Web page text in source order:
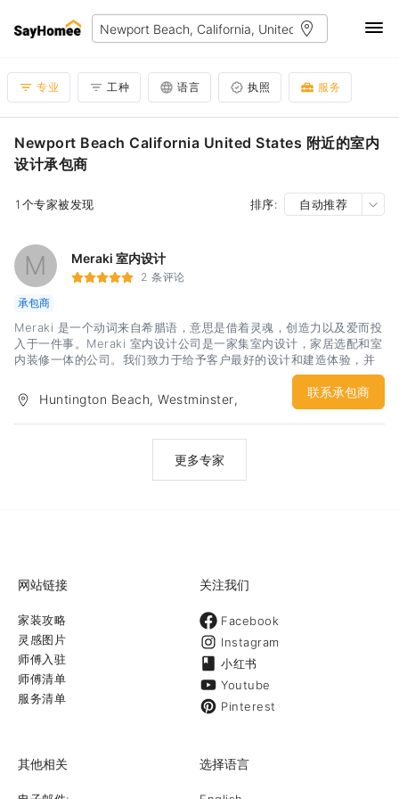
专业 工种 语言 执照 服务
Newport Beach California United States 附近的室内
设计承包商
1个专家被发现 排序: 自动推荐
M Meraki 室内设计
2 条评论
承包商
Meraki 是一个动词来自希腊语，意思是借着灵魂，创造力以及爱而投
入于一件事。Meraki 室内设计公司是一家集室内设计，家居选配和室
内装修一体的公司。我们致力于给予客户最好的设计和建造体验，并
且将我们尖端的室内设计才能与客户的要求完美融合。我们希望通过
设计，让客户爱上他们的居家以及办公场所。Meraki 室内设计公司接
受住宅及办公场所的设计要求。我们也同时拥有物美价廉的家俱源。
中文客服: (714) 206-8601微信ID: merakiid微信公众号：
https://www.merakiinteriordesigns.com/Yelp:
Huntington Beach, Westminster,
联系承包商
更多专家
网站链接
家装攻略
灵感图片
师傅入驻
师傅清单
服务清单
关注我们
Facebook
Instagram
小红书
Youtube
Pinterest
其他相关 选择语言